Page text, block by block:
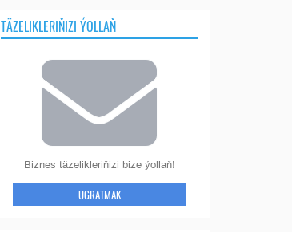
TÄZELIKLERIŇIZI ÝOLLAŇ
Biznes täzelikleriňizi bize ýollaň!
UGRATMAK